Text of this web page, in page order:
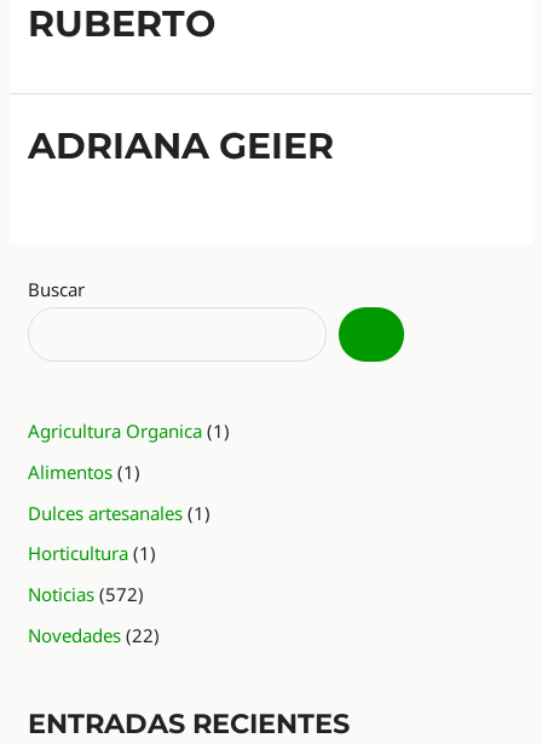
RUBERTO
ADRIANA GEIER
Buscar
Agricultura Organica (1)
Alimentos (1)
Dulces artesanales (1)
Horticultura (1)
Noticias (572)
Novedades (22)
ENTRADAS RECIENTES